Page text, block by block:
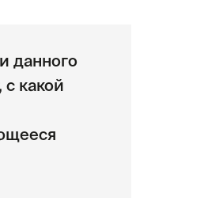
данного
какой